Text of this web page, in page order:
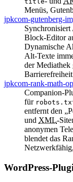
Menüs,
jpkcom-gutenberg-
Block-Editor
Dynamische
Alt-Texte
der Mediathek
jpkcom-rank-math-
Companion-
für
entfernt den
und XML-
anonymen
blendet das
WordPress-